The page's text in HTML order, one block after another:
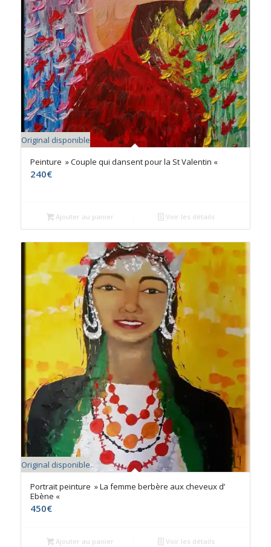
Original disponible
Peinture » Couple qui dansent pour la St Valentin «
240€
Ajouter au panier Voir les détails
Original disponible
Portrait peinture » La femme berbère aux cheveux d’
Ebène «
450€
Ajouter au panier Voir les détails